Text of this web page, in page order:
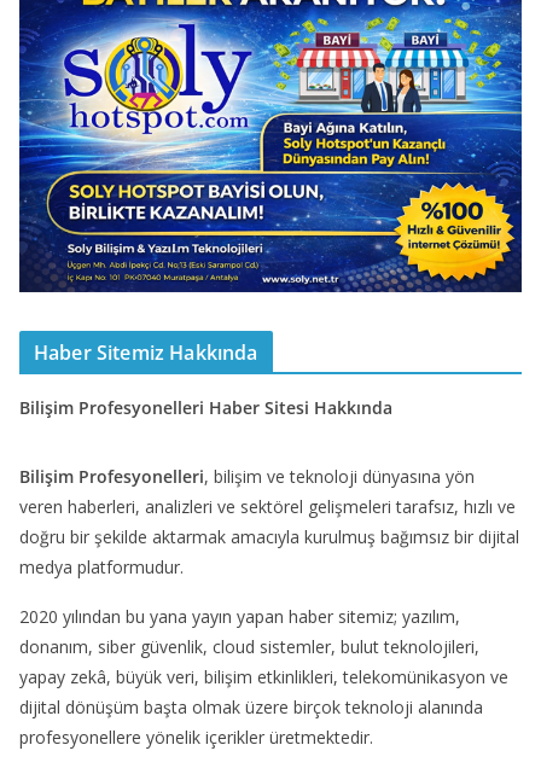
Haber Sitemiz Hakkında
Bilişim Profesyonelleri Haber Sitesi Hakkında
Bilişim Profesyonelleri, bilişim ve teknoloji dünyasına yön
veren haberleri, analizleri ve sektörel gelişmeleri tarafsız, hızlı ve
doğru bir şekilde aktarmak amacıyla kurulmuş bağımsız bir dijital
medya platformudur.
2020 yılından bu yana yayın yapan haber sitemiz; yazılım,
donanım, siber güvenlik, cloud sistemler, bulut teknolojileri,
yapay zekâ, büyük veri, bilişim etkinlikleri, telekomünikasyon ve
dijital dönüşüm başta olmak üzere birçok teknoloji alanında
profesyonellere yönelik içerikler üretmektedir.